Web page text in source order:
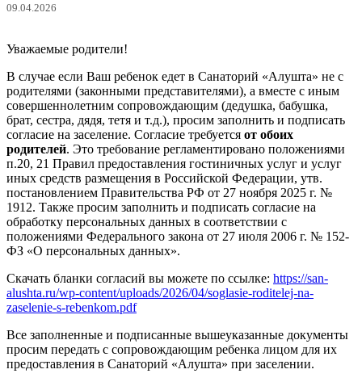
09.04.2026
Уважаемые родители!
В случае если Ваш ребенок едет в Санаторий «Алушта» не с
родителями (законными представителями), а вместе с иным
совершеннолетним сопровождающим (дедушка, бабушка,
брат, сестра, дядя, тетя и т.д.), просим заполнить и подписать
согласие на заселение. Согласие требуется от обоих
родителей. Это требование регламентировано положениями
п.20, 21 Правил предоставления гостиничных услуг и услуг
иных средств размещения в Российской Федерации, утв.
постановлением Правительства РФ от 27 ноября 2025 г. №
1912. Также просим заполнить и подписать согласие на
обработку персональных данных в соответствии с
положениями Федерального закона от 27 июля 2006 г. № 152-
ФЗ «О персональных данных».
Скачать бланки согласий вы можете по ссылке: https://san-
alushta.ru/wp-content/uploads/2026/04/soglasie-roditelej-na-
zaselenie-s-rebenkom.pdf
Все заполненные и подписанные вышеуказанные документы
просим передать с сопровождающим ребенка лицом для их
предоставления в Санаторий «Алушта» при заселении.